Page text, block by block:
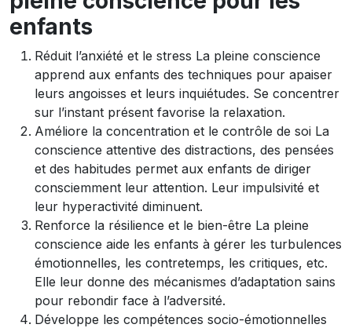
enfants
Réduit l’anxiété et le stress La pleine conscience
apprend aux enfants des techniques pour apaiser
leurs angoisses et leurs inquiétudes. Se concentrer
sur l’instant présent favorise la relaxation.
Améliore la concentration et le contrôle de soi La
conscience attentive des distractions, des pensées
et des habitudes permet aux enfants de diriger
consciemment leur attention. Leur impulsivité et
leur hyperactivité diminuent.
Renforce la résilience et le bien-être La pleine
conscience aide les enfants à gérer les turbulences
émotionnelles, les contretemps, les critiques, etc.
Elle leur donne des mécanismes d’adaptation sains
pour rebondir face à l’adversité.
Développe les compétences socio-émotionnelles